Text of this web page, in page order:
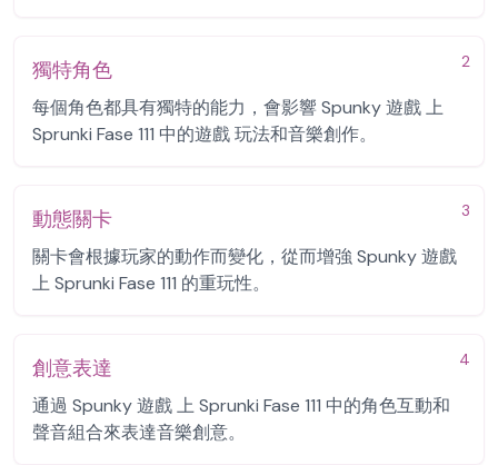
2
獨特角色
每個角色都具有獨特的能力，會影響 Spunky 遊戲 上
Sprunki Fase 111 中的遊戲 玩法和音樂創作。
3
動態關卡
關卡會根據玩家的動作而變化，從而增強 Spunky 遊戲
上 Sprunki Fase 111 的重玩性。
4
創意表達
通過 Spunky 遊戲 上 Sprunki Fase 111 中的角色互動和
聲音組合來表達音樂創意。